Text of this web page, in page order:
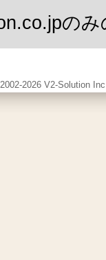
の
2026 V2-Solution